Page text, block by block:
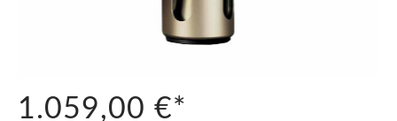
1.059,00 €*